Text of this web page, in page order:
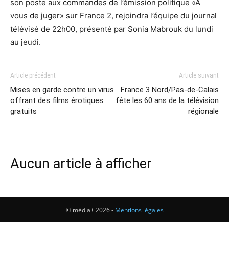
son poste aux commandes de l’émission politique «A
vous de juger» sur France 2, rejoindra l’équipe du journal
télévisé de 22h00, présenté par Sonia Mabrouk du lundi
au jeudi.
Article précédent
Mises en garde contre un virus
offrant des films érotiques
gratuits
Article suivant
France 3 Nord/Pas-de-Calais
fête les 60 ans de la télévision
régionale
Aucun article à afficher
© média+ 2026 - Mentions légales